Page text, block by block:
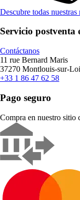
Descubre todas nuestras
Servicio postventa
Contáctanos
11 rue Bernard Maris
37270 Montlouis-sur-
+33 1 86 47 62 58
Pago seguro
Compra en nuestro sitio